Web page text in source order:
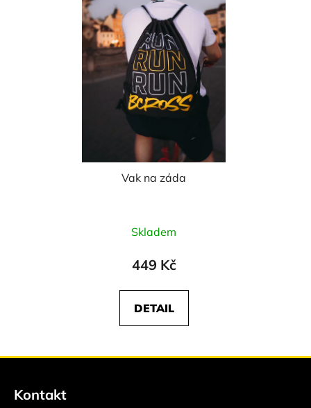
Vak na záda
Skladem
449 Kč
DETAIL
Kontakt